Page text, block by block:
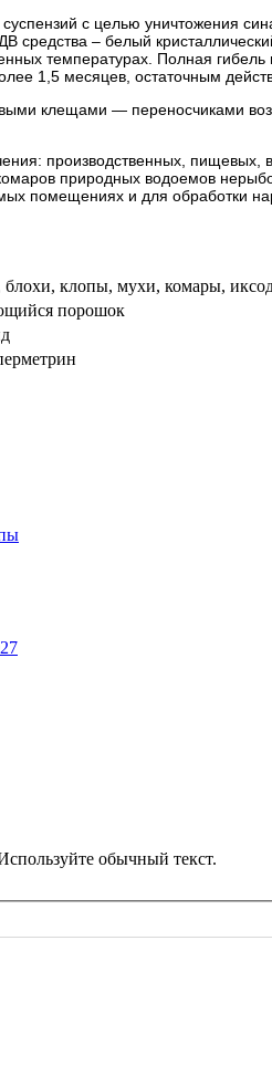
с целью уничтожения
средства – белый
температурах. Полная гибель
1,5 месяцев, остаточным
клещами — переносчиками
производственных,
природных водоемов
помещениях и для обработки
блохи, клопы, мухи, комары,
порошок
обычный текст.